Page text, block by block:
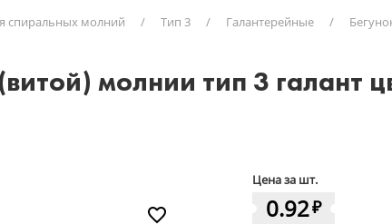
спиральных молний / Тип 3 / Галантерейные /
молнии тип 3
Цена за шт.
0.92₽